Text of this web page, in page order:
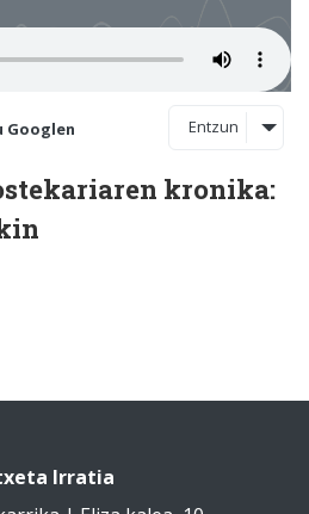
Googlen Entzun
kronika:
Irratia